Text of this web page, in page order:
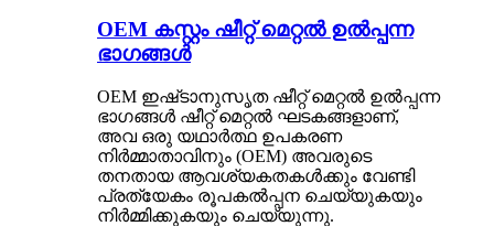
OEM കസ്റ്റം ഷീറ്റ് മെറ്റൽ ഉൽപ്പന്ന
ഭാഗങ്ങൾ
OEM ഇഷ്‌ടാനുസൃത ഷീറ്റ് മെറ്റൽ ഉൽപ്പന്ന
ഭാഗങ്ങൾ ഷീറ്റ് മെറ്റൽ ഘടകങ്ങളാണ്,
അവ ഒരു യഥാർത്ഥ ഉപകരണ
നിർമ്മാതാവിനും (OEM) അവരുടെ
തനതായ ആവശ്യകതകൾക്കും വേണ്ടി
പ്രത്യേകം രൂപകൽപ്പന ചെയ്യുകയും
നിർമ്മിക്കുകയും ചെയ്യുന്നു.